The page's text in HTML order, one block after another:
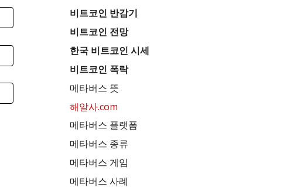
비트코인 반감기
비트코인 전망
한국 비트코인 시세
비트코인 폭락
메타버스 뜻
해알사.com
메타버스 플랫폼
메타버스 종류
메타버스 게임
메타버스 사례